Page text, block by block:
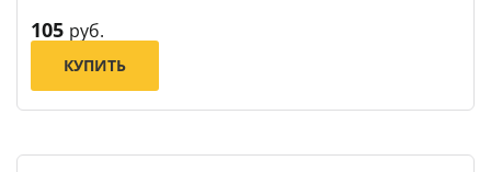
105 руб.
КУПИТЬ